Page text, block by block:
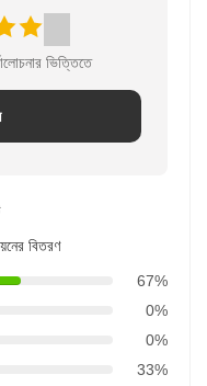
ভিত্তিতে
বিতরণ
67%
0%
0%
33%